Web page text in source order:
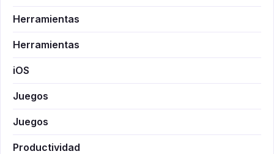
Herramientas
Herramientas
iOS
Juegos
Juegos
Productividad